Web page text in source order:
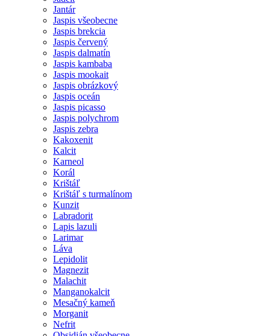
Jantár
Jaspis všeobecne
Jaspis brekcia
Jaspis červený
Jaspis dalmatín
Jaspis kambaba
Jaspis mookait
Jaspis obrázkový
Jaspis oceán
Jaspis picasso
Jaspis polychrom
Jaspis zebra
Kakoxenit
Kalcit
Karneol
Korál
Krištáľ
Krištáľ s turmalínom
Kunzit
Labradorit
Lapis lazuli
Larimar
Láva
Lepidolit
Magnezit
Malachit
Manganokalcit
Mesačný kameň
Morganit
Nefrit